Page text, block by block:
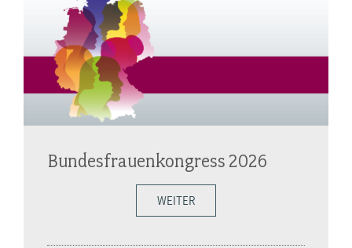
Bundesfrauenkongress 2026
WEITER